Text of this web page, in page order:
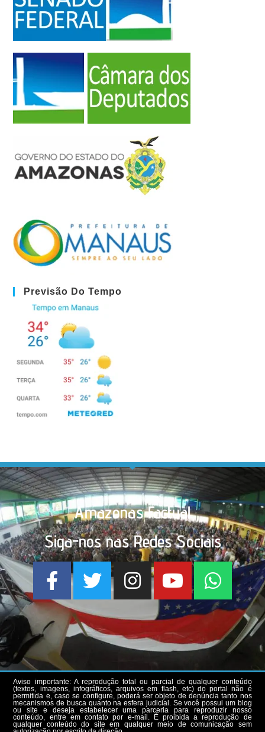
Previsão Do Tempo
Amazonas Factual
Siga-nos nas Redes Sociais
Aviso importante: A reprodução total ou parcial de qualquer conteúdo
(textos, imagens, infográficos, arquivos em flash, etc) do portal não é
permitida e, caso se configure, poderá ser objeto de denúncia tanto nos
mecanismos de busca quanto na esfera judicial. Se você possui um blog
ou site e deseja estabelecer uma parceria para reproduzir nosso
conteúdo, entre em contato por e-mail. É proibida a reprodução de
qualquer conteúdo do site em qualquer meio de comunicação sem